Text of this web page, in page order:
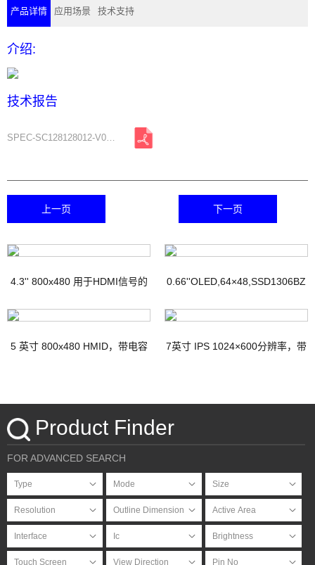
产品详情 应用场景 技术支持
介绍:
技术报告
SPEC-SC128128012-V01-A0.pdf
上一页 下一页
4.3'' 800x480 用于HDMI信号的
TFT显示器，带PCAP
0.66''OLED,64×48,SSD1306BZ
IC
5 英寸 800x480 HMID，带电容 7英寸 IPS 1024×600分辨率，带
USB接口
Product Finder
FOR ADVANCED SEARCH